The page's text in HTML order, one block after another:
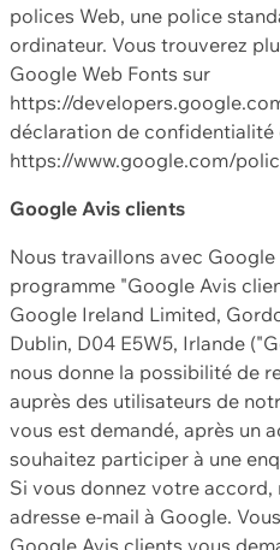
polices Web, une police
ordinateur. Vous trouverez
Google Web Fonts sur
https://
déclaration de confidentialité
https://www.google.com/
Google Avis clients
Nous travaillons avec Google
programme "Google Avis
Google Ireland Limited,
Dublin, D04 E5W5, Irlande
nous donne la possibilité de
auprès des utilisateurs de
vous est demandé, après un
souhaitez participer à une
Si vous donnez votre
adresse e-mail à Google.